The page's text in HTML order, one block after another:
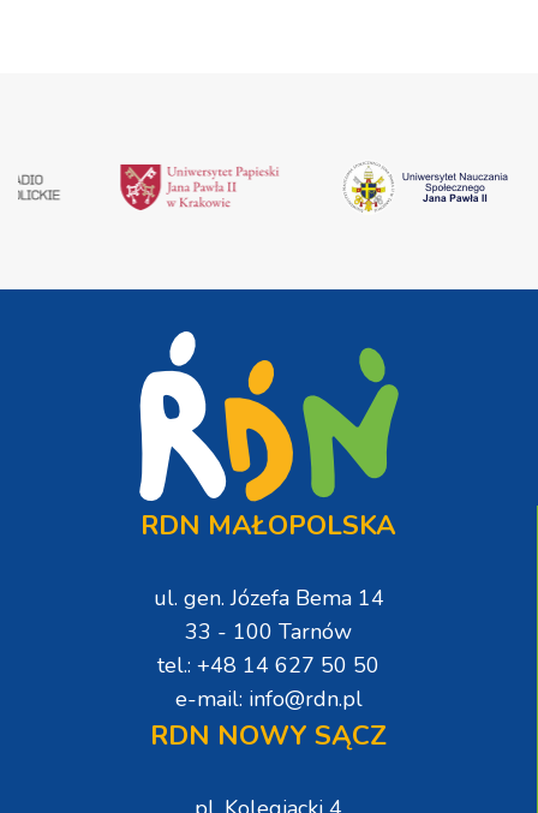
RDN MAŁOPOLSKA
ul. gen. Józefa Bema 14
33 - 100 Tarnów
tel.: +48 14 627 50 50
e-mail: info@rdn.pl
RDN NOWY SĄCZ